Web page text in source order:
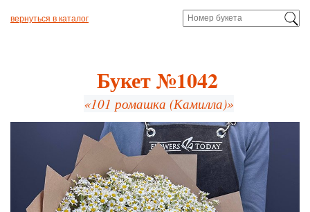
вернуться в каталог
Букет №1042
«101 ромашка (Камилла)»